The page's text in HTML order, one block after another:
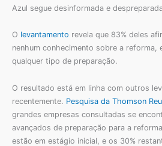
Azul segue desinformada e
O levantamento revela que 83% deles
nenhum conhecimento sobre a reforma,
qualquer tipo de preparação.
O resultado está em linha com outros
recentemente. Pesquisa da Thomson
grandes empresas consultadas se
avançados de preparação para a
estão em estágio inicial, e os 30%